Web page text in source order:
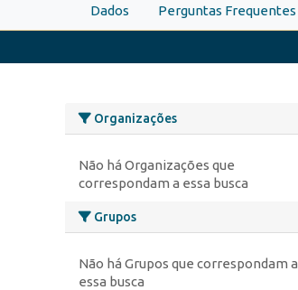
Dados Perguntas Frequentes
Organizações
Não há Organizações que
correspondam a essa busca
Grupos
Não há Grupos que correspondam a
essa busca